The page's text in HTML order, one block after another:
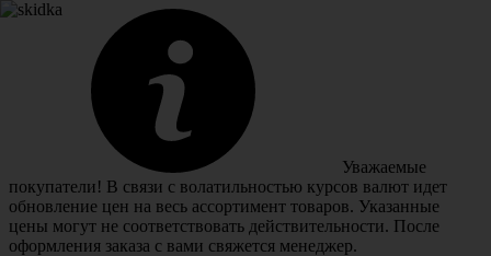
Уважаемые
покупатели! В связи с волатильностью курсов валют идет
обновление цен на весь ассортимент товаров. Указанные
цены могут не соответствовать действительности. После
оформления заказа с вами свяжется менеджер.